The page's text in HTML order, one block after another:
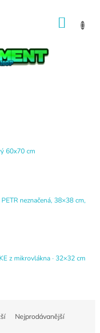
60x70 cm
neznačená, 38×38 cm,
z mikrovlákna · 32×32 cm
Nejprodávanější